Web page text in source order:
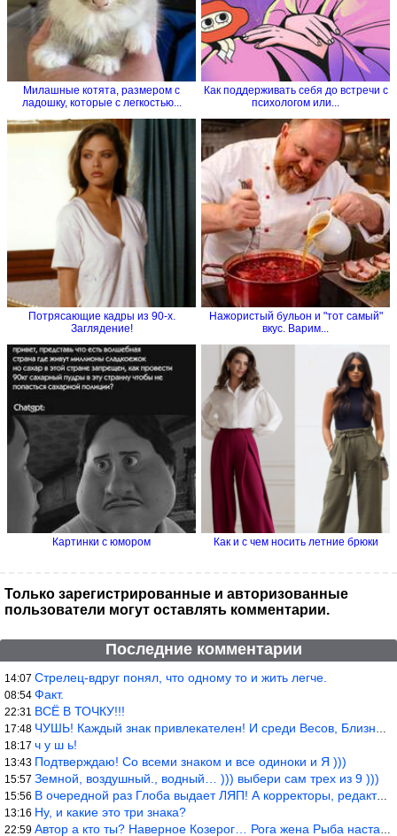
Милашные котята, размером с
ладошку, которые с легкостью...
Как поддерживать себя до встречи с
психологом или...
Потрясающие кадры из 90-х.
Заглядение!
Нажористый бульон и "тот самый"
вкус. Варим...
Картинки с юмором Как и с чем носить летние брюки
Только зарегистрированные и авторизованные
пользователи могут оставлять комментарии.
Последние комментарии
14:07 Стрелец-вдруг понял, что одному то и жить легче.
08:54 Факт.
22:31 ВСЁ В ТОЧКУ!!!
17:48 ЧУШЬ! Каждый знак привлекателен! И среди Весов, Близнецов встреч
18:17 ч у ш ь!
13:43 Подтверждаю! Со всеми знаком и все одиноки и Я )))
15:57 Земной, воздушный., водный… ))) выбери сам трех из 9 )))
15:56 В очередной раз Глоба выдает ЛЯП! А корректоры, редакторы пропус
13:16 Ну, и какие это три знака?
22:59 Автор а кто ты? Наверное Козерог… Рога жена Рыба наставила ))